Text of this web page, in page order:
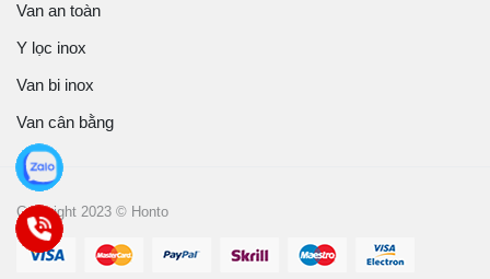
Van an toàn
Y lọc inox
Van bi inox
Van cân bằng
Copyright 2023 © Honto